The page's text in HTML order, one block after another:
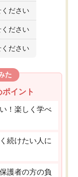
ださい
ださい
ださい
た
イント
！楽しく学べ
続けたい人に
護者の方の負